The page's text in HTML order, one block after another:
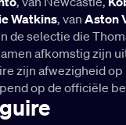
Watkins, van Aston
de selectie die
afkomstig zijn
zijn afwezigheid
op de officiële